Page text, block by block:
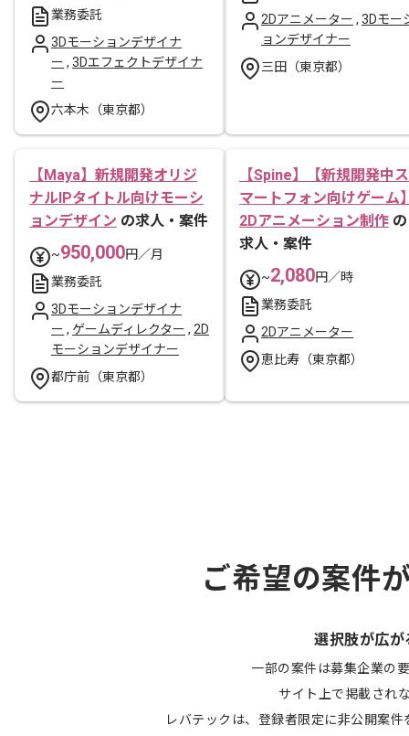
業務委託
3Dモーションデザイナ
ー , 3Dエフェクトデザイナ
ー
六本木（東京都）
2Dアニメーター , 3Dモー
ョンデザイナー
三田（東京都）
【Maya】新規開発オリジ
ナルIPタイトル向けモーシ
ョンデザイン の求人・案件
~950,000円／月
業務委託
3Dモーションデザイナ
ー , ゲームディレクター , 2D
モーションデザイナー
都庁前（東京都）
【Spine】【新規開発中ス
マートフォン向けゲーム
2Dアニメーション制作 の
求人・案件
~2,080円／時
業務委託
2Dアニメーター
恵比寿（東京都）
ご希望の案件
選択肢が広が
一部の案件は募集企業の
サイト上で掲載され
レバテックは、登録者限定に非公開案